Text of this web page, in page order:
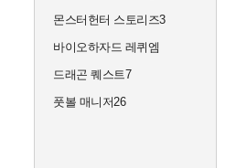
몬스터헌터 스토리즈3
바이오하자드 레퀴엠
드래곤 퀘스트7
풋볼 매니저26